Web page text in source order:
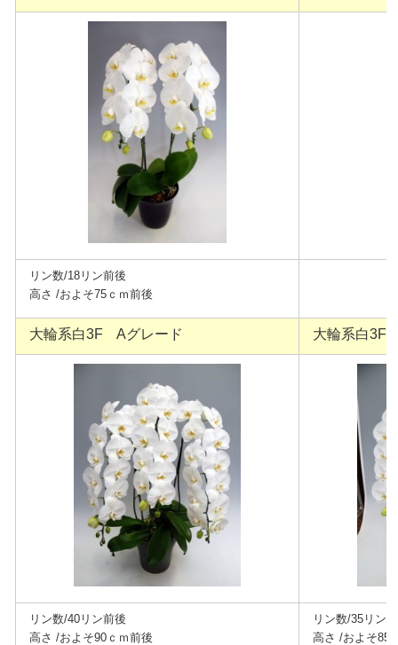
リン数/18リン前後
高さ /およそ75 ｃｍ前後
大輪系白3F Aグレード 大輪系白3F
リン数/40リン前後
高さ /およそ90ｃｍ前後
リン数/35リン
高さ /およそ85